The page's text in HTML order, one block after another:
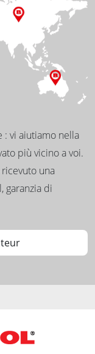
: vi aiutiamo nella
più vicino a voi.
una
garanzia di